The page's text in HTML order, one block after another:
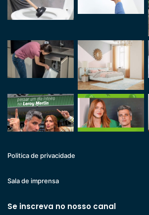
Politica de privacidade
Sala de imprensa
Se inscreva no nosso canal